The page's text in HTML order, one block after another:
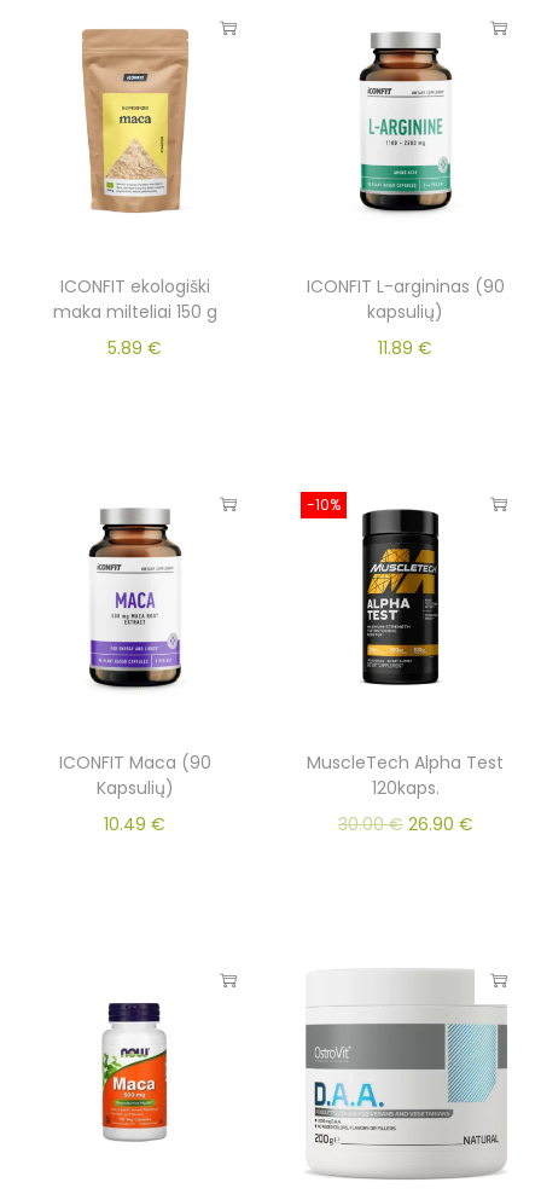
ICONFIT ekologiški
maka milteliai 150 g
5.89€
ICONFIT L-argininas (90
kapsulių)
11.89€
ICONFIT Maca (90
Kapsulių)
10.49€
-10%
MuscleTech Alpha Test
120kaps.
30.00€ 26.90 €